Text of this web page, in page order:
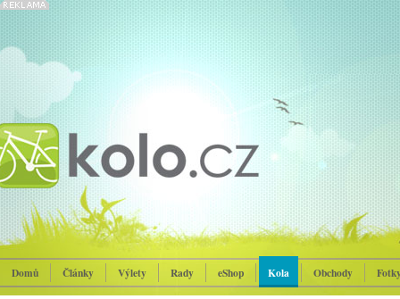
Domů Články Výlety Rady eShop Kola Obchody